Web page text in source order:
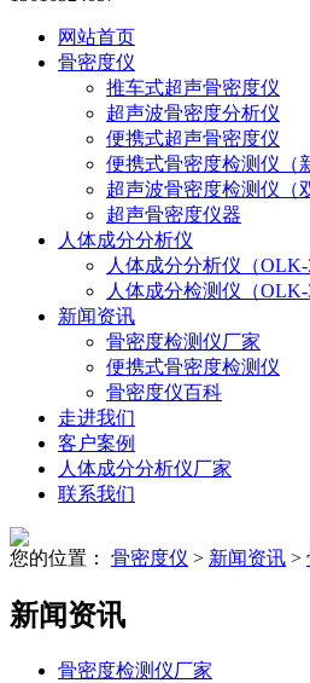
网站首页
骨密度仪
推车式超声骨密度仪
超声波骨密度分析仪
便携式超声骨密度仪
便携式骨密度检测仪（
超声波骨密度检测仪（
超声骨密度仪器
人体成分分析仪
人体成分分析仪（OLK-
人体成分检测仪（OLK-
新闻资讯
骨密度检测仪厂家
便携式骨密度检测仪
骨密度仪百科
走进我们
客户案例
人体成分分析仪厂家
联系我们
您的位置： 骨密度仪 > 新闻资讯 >
新闻资讯
骨密度检测仪厂家